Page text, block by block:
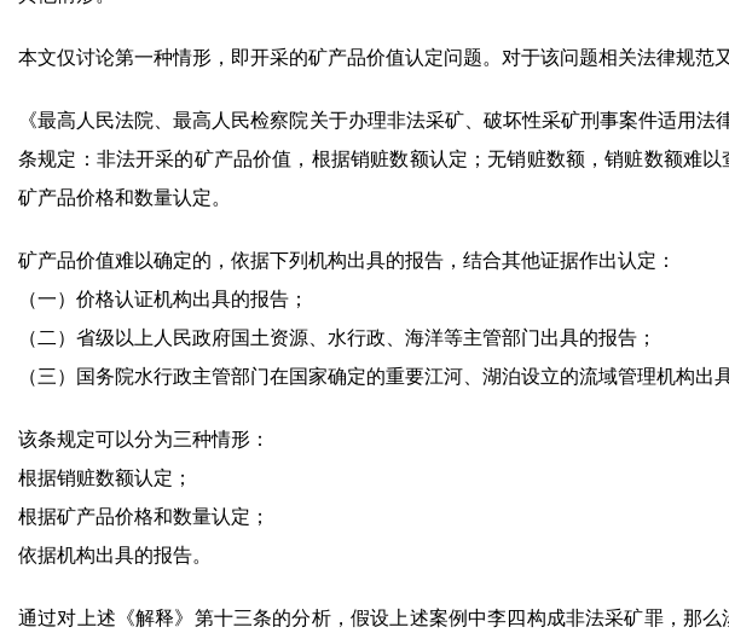
本文仅讨论第一种情形，即开采的矿产品价值认定问题。对于该问题相关法律规范
《最高人民法院、最高人民检察院关于办理非法采矿、破坏性采矿刑事案件适用法
条规定：非法开采的矿产品价值，根据销赃数额认定；无销赃数额，销赃数额难
矿产品价格和数量认定。
矿产品价值难以确定的，依据下列机构出具的报告，结合其他证据作出认定：
（一）价格认证机构出具的报告；
（二）省级以上人民政府国土资源、水行政、海洋等主管部门出具的报告；
（三）国务院水行政主管部门在国家确定的重要江河、湖泊设立的流域管理机构出
该条规定可以分为三种情形：
根据销赃数额认定；
根据矿产品价格和数量认定；
依据机构出具的报告。
通过对上述《解释》第十三条的分析，假设上述案例中李四构成非法采矿罪，那